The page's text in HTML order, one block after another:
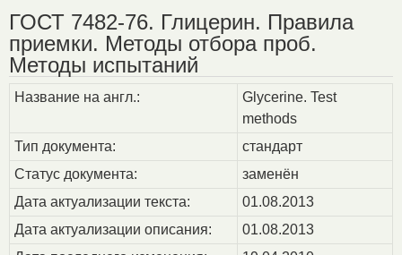
ГОСТ 7482-76. Глицерин. Правила
приемки. Методы отбора проб.
Методы испытаний
Название на англ.:
Glycerine. Test
methods
Тип документа:
стандарт
Статус документа:
заменён
Дата актуализации текста:
01.08.2013
Дата актуализации описания:
01.08.2013